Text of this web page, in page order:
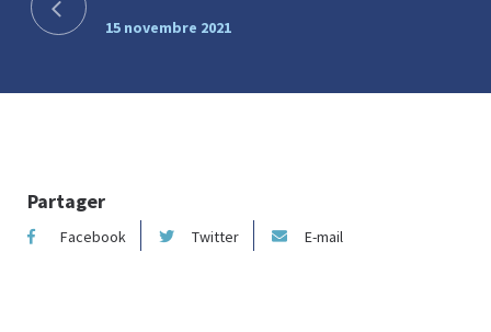
15 novembre 2021
Partager
Facebook Twitter E-mail